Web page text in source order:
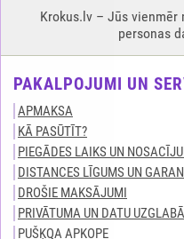
Krokus.lv – Jūs vienmēr
personas
PAKALPOJUMI UN
APMAKSA
KĀ PASŪTĪT?
PIEGĀDES LAIKS UN
DISTANCES LĪGUMS UN
DROŠIE MAKSĀJUMI
PRIVĀTUMA UN DATU
PUŠĶQA APKOPE